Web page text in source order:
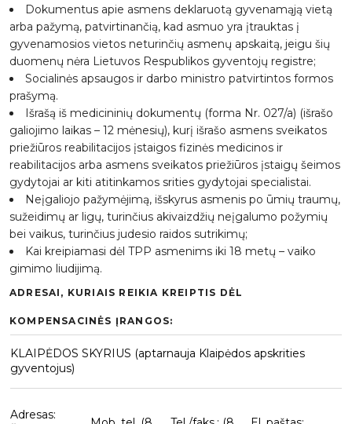
Dokumentus apie asmens deklaruotą gyvenamąją vietą
arba pažymą, patvirtinančią, kad asmuo yra įtrauktas į
gyvenamosios vietos neturinčių asmenų apskaitą, jeigu šių
duomenų nėra Lietuvos Respublikos gyventojų registre;
Socialinės apsaugos ir darbo ministro patvirtintos formos
prašymą.
Išrašą iš medicininių dokumentų (forma Nr. 027/a) (išrašo
galiojimo laikas – 12 mėnesių), kurį išrašo asmens sveikatos
priežiūros reabilitacijos įstaigos fizinės medicinos ir
reabilitacijos arba asmens sveikatos priežiūros įstaigų šeimos
gydytojai ar kiti atitinkamos srities gydytojai specialistai.
Neįgaliojo pažymėjimą, išskyrus asmenis po ūmių traumų,
sužeidimų ar ligų, turinčius akivaizdžių neįgalumo požymių
bei vaikus, turinčius judesio raidos sutrikimų;
Kai kreipiamasi dėl TPP asmenims iki 18 metų – vaiko
gimimo liudijimą.
ADRESAI, KURIAIS REIKIA KREIPTIS DĖL
KOMPENSACINĖS ĮRANGOS:
KLAIPĖDOS SKYRIUS (aptarnauja Klaipėdos apskrities
gyventojus)
Adresas: